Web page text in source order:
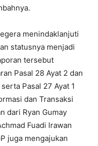
menindaklanjuti
statusnya menjadi
tersebut
Pasal 28 Ayat 2 dan
Pasal 27 Ayat 1
dan Transaksi
dari Ryan Gumay
Fuadi Irawan
juga mengajukan